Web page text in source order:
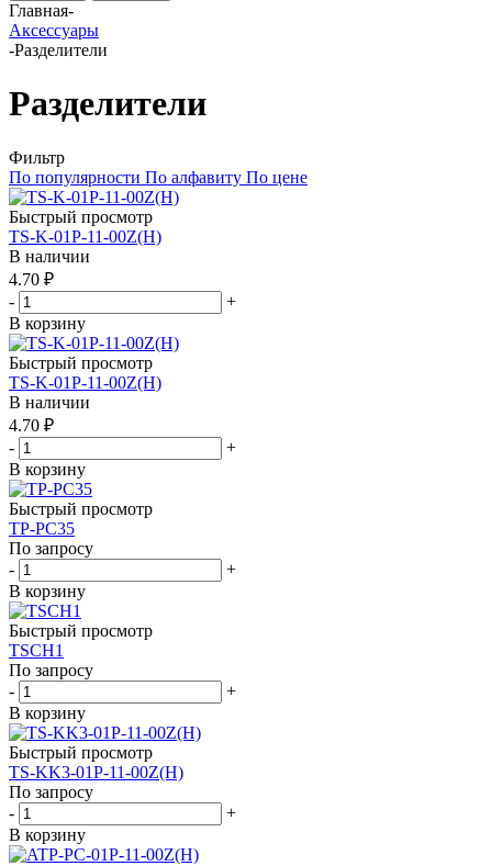
Главная-
Аксессуары
-Разделители
Разделители
Фильтр
По популярности По алфавиту По цене
Быстрый просмотр
TS-K-01P-11-00Z(H)
В наличии
4.70 ₽
-
+
В корзину
Быстрый просмотр
TS-K-01P-11-00Z(H)
В наличии
4.70 ₽
-
+
В корзину
Быстрый просмотр
TP-PC35
По запросу
-
+
В корзину
Быстрый просмотр
TSCH1
По запросу
-
+
В корзину
Быстрый просмотр
TS-KK3-01P-11-00Z(H)
По запросу
-
+
В корзину